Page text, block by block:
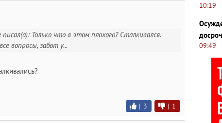
Только что в этом плохого? Сталкивался.
вопросы, забот у...
| 3 | 1
10:19
09:49